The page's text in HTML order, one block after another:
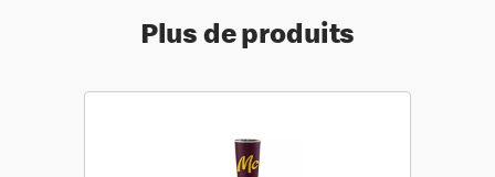
Plus de produits